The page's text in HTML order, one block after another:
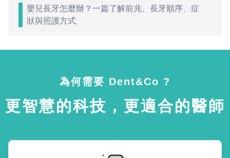
嬰兒長牙怎麼辦？一篇了解前兆、長牙順序、症
狀與照護方式
為何需要 Dent&Co ?
更智慧的科技，更適合的醫師